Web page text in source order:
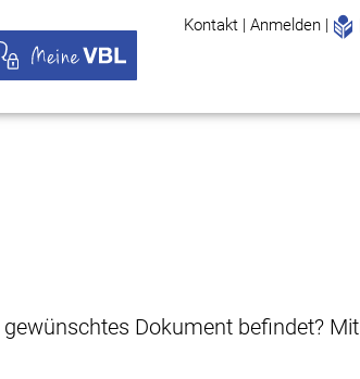
Kontakt | Anmelden |
Dokument befindet?